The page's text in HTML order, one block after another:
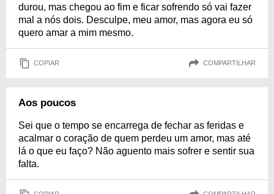
durou, mas chegou ao fim e ficar sofrendo só vai fazer
mal a nós dois. Desculpe, meu amor, mas agora eu só
quero amar a mim mesmo.
COPIAR COMPARTILHAR
Aos poucos
Sei que o tempo se encarrega de fechar as feridas e
acalmar o coração de quem perdeu um amor, mas até
lá o que eu faço? Não aguento mais sofrer e sentir sua
falta.